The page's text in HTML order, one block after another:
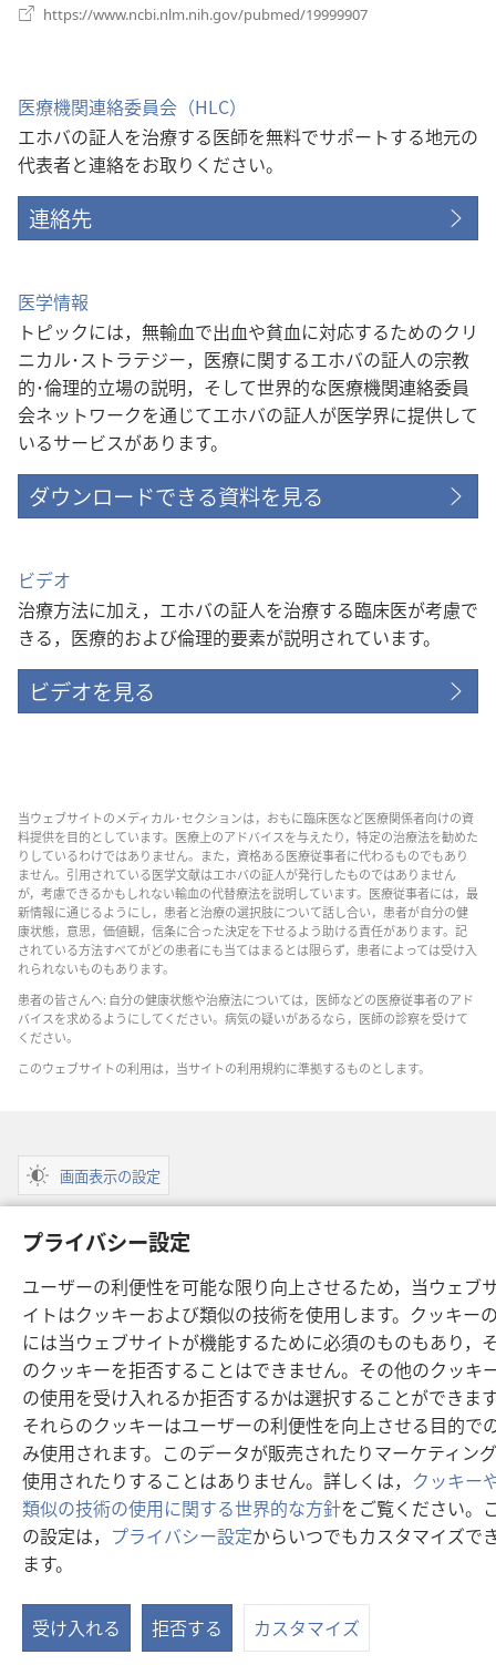
プライバシー設定
ユーザーの利便性を可能な限り向上させるため，当ウェブ
イトはクッキーおよび類似の技術を使用します。クッキー
には当ウェブサイトが機能するために必須のものもあり，
のクッキーを拒否することはできません。その他のクッキ
の使用を受け入れるか拒否するかは選択することができま
それらのクッキーはユーザーの利便性を向上させる目的で
み使用されます。このデータが販売されたりマーケティン
使用されたりすることはありません。詳しくは， クッキー
類似の技術の使用に関する世界的な方針をご覧ください。
の設定は， プライバシー設定からいつでもカスタマイズで
ます。
受け入れる 拒否する カスタマイズ
https://www.ncbi.nlm.nih.gov/pubmed/19999907
開
医療機関連絡委員会（HLC）
エホバの証人を治療する医師を無料でサポートする地元の
代表者と連絡をお取りください。
連絡先
医学情報
トピックには，無輸血で出血や貧血に対応するためのクリ
ニカル･ストラテジー，医療に関するエホバの証人の宗教
的･倫理的立場の説明，そして世界的な医療機関連絡委員
会ネットワークを通じてエホバの証人が医学界に提供して
いるサービスがあります。
ダウンロードできる資料を見る
ビデオ
治療方法に加え，エホバの証人を治療する臨床医が考慮で
きる，医療的および倫理的要素が説明されています。
ビデオを見る
当ウェブサイトのメディカル･セクションは，おもに臨床医など医療関係者向けの資
料提供を目的としています。医療上のアドバイスを与えたり，特定の治療法を勧めた
りしているわけではありません。また，資格ある医療従事者に代わるものでもあり
ません。引用されている医学文献はエホバの証人が発行したものではありません
が，考慮できるかもしれない輸血の代替療法を説明しています。医療従事者には，最
新情報に通じるようにし，患者と治療の選択肢について話し合い，患者が自分の健
康状態，意思，価値観，信条に合った決定を下せるよう助ける責任があります。記
されている方法すべてがどの患者にも当てはまるとは限らず，患者によっては受け入
れられないものもあります。
患者の皆さんへ: 自分の健康状態や治療法については，医師などの医療従事者のアド
バイスを求めるようにしてください。病気の疑いがあるなら，医師の診察を受けて
ください。
このウェブサイトの利用は，当サイトの利用規約に準拠するものとします。
画面表示の設定
Copyright© 2026 Watch Tower Bible and Tract Society of Pennsylvania.
利用規約 | プライバシーに関する方針 |プライバシー設定